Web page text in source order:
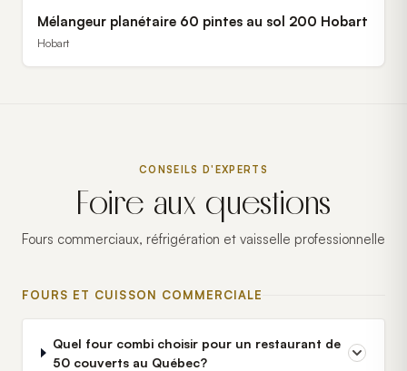
Mélangeur planétaire 60 pintes au sol 200 Hobart
Hobart
CONSEILS D'EXPERTS
Foire aux questions
Fours commerciaux, réfrigération et vaisselle professionnelle
FOURS ET CUISSON COMMERCIALE
Quel four combi choisir pour un restaurant de
50 couverts au Québec?